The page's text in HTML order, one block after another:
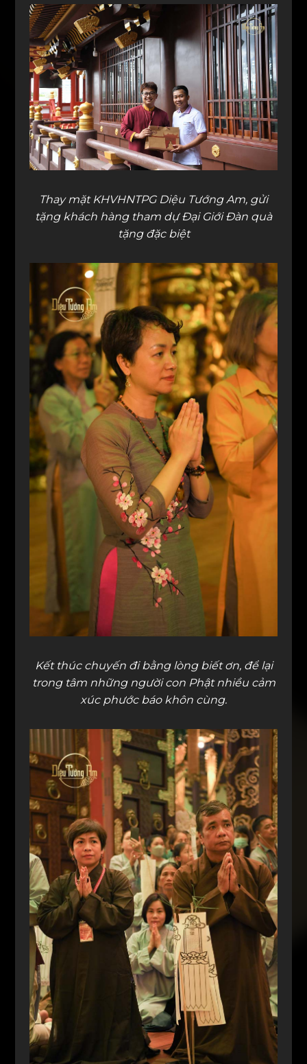
Thay mặt KHVHNTPG Diệu Tướng Am, gửi
tặng khách hàng tham dự Đại Giới Đàn quà
tặng đặc biệt
Kết thúc chuyến đi bằng lòng biết ơn, để lại
trong tâm những người con Phật nhiều cảm
xúc phước báo khôn cùng.